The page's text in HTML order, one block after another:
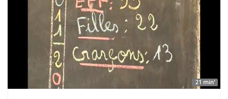
21 min'